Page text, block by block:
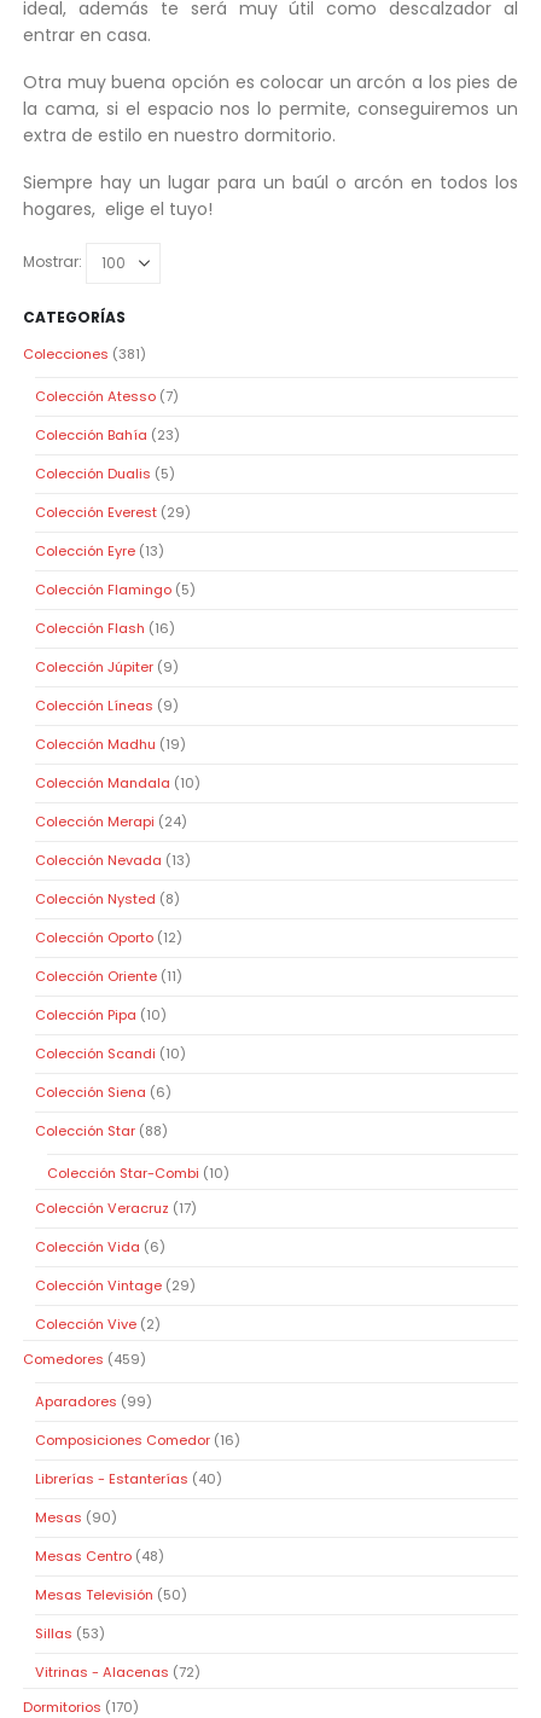
ideal, además te será muy útil como descalzador al
entrar en casa.
Otra muy buena opción es colocar un arcón a los pies de
la cama, si el espacio nos lo permite, conseguiremos un
extra de estilo en nuestro dormitorio.
Siempre hay un lugar para un baúl o arcón en todos los
hogares, elige el tuyo!
Mostrar:
CATEGORÍAS
Colecciones (381)
Colección Atesso (7)
Colección Bahía (23)
Colección Dualis (5)
Colección Everest (29)
Colección Eyre (13)
Colección Flamingo (5)
Colección Flash (16)
Colección Júpiter (9)
Colección Líneas (9)
Colección Madhu (19)
Colección Mandala (10)
Colección Merapi (24)
Colección Nevada (13)
Colección Nysted (8)
Colección Oporto (12)
Colección Oriente (11)
Colección Pipa (10)
Colección Scandi (10)
Colección Siena (6)
Colección Star (88)
Colección Star-Combi (10)
Colección Veracruz (17)
Colección Vida (6)
Colección Vintage (29)
Colección Vive (2)
Comedores (459)
Aparadores (99)
Composiciones Comedor (16)
Librerías - Estanterías (40)
Mesas (90)
Mesas Centro (48)
Mesas Televisión (50)
Sillas (53)
Vitrinas - Alacenas (72)
Dormitorios (170)